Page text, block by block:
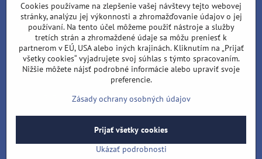
96001 Zvolen
Matúš Lipiansky: +421 905 796 048
Filip Lipiansky: +421 911 437 721
wolcat@wolcat.sk
Pondelok - Piatok : 7:00 - 15:00
Sobota - Nedeľa : Zatvorené
©2026Copyright
Predvoľby súkromiaZásady ochrany osobných údajov
Vytvorené pomocou:BiznisWeb.sk
Cookies používame na zlepšenie vašej návštevy tejto webovej
stránky, analýzu jej výkonnosti a zhromažďovanie údajov o jej
používaní. Na tento účel môžeme použiť nástroje a služby
tretích strán a zhromaždené údaje sa môžu preniesť k
partnerom v EÚ, USA alebo iných krajinách. Kliknutím na „Prijať
všetky cookies“ vyjadrujete svoj súhlas s týmto spracovaním.
Nižšie môžete nájsť podrobné informácie alebo upraviť svoje
preferencie.
Zásady ochrany osobných údajov
Ukázať podrobnosti
Prijať všetky cookies